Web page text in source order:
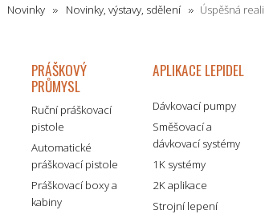
Novinky Novinky, výstavy, sdělení Úspěšná
PRÁŠKOVÝ
PRŮMYSL
Ruční práškovací
pistole
Automatické
práškovací pistole
Práškovací boxy a
kabiny
APLIKACE LEPIDEL
Dávkovací pumpy
Směšovací a
dávkovací systémy
1K systémy
2K aplikace
Strojní lepení